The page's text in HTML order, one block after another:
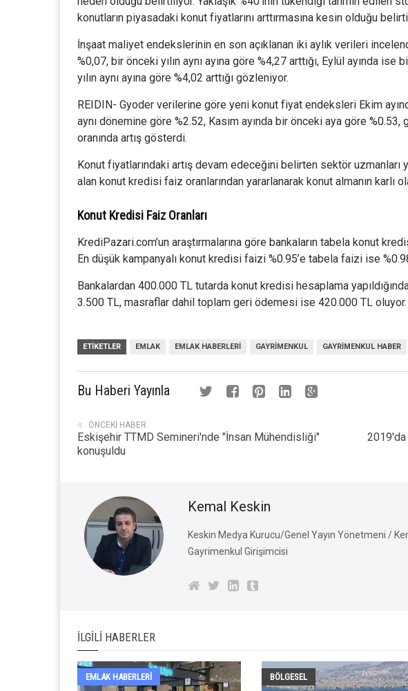
konutların piyasadaki konut fiyatlarını arttırmasına kesin olduğu
İnşaat maliyet endekslerinin en son açıklanan iki aylık verileri
%0,07, bir önceki yılın aynı ayına göre %4,27 arttığı, Eylül ayında
yılın aynı ayına göre %4,02 arttığı gözleniyor.
REIDIN- Gyoder verilerine göre yeni konut fiyat endeksleri Ekim
aynı dönemine göre %2.52, Kasım ayında bir önceki aya göre %0.53,
oranında artış gösterdi.
Konut fiyatlarındaki artış devam edeceğini belirten sektör
alan konut kredisi faiz oranlarından yararlanarak konut almanın karlı
Konut Kredisi Faiz Oranları
KrediPazari.com’un araştırmalarına göre bankaların tabela konut
En düşük kampanyalı konut kredisi faizi %0.95’e tabela faizi ise
Bankalardan 400.000 TL tutarda konut kredisi hesaplama
3.500 TL, masraflar dahil toplam geri ödemesi ise 420.000 TL oluyor.
ETIKETLER EMLAK EMLAK HABERLERI GAYRIMENKUL GAYRIMENKUL HABER
Bu Haberi Yayınla
2019'da
ÖNCEKI HABER
Eskişehir TTMD Semineri'nde "İnsan Mühendisliği"
konuşuldu
Kemal Keskin
Keskin Medya Kurucu/Genel Yayın Yönetmeni /
Gayrimenkul Girişimcisi
İLGILI HABERLER
EMLAK HABERLERI BÖLGESEL